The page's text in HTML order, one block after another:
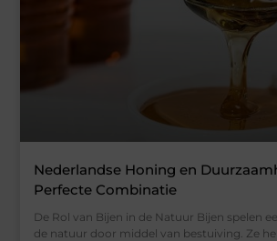
Nederlandse Honing en
Perfecte Combinatie
De Rol van Bijen in de Natuur Bijen spelen
de natuur door middel van bestuiving. Ze